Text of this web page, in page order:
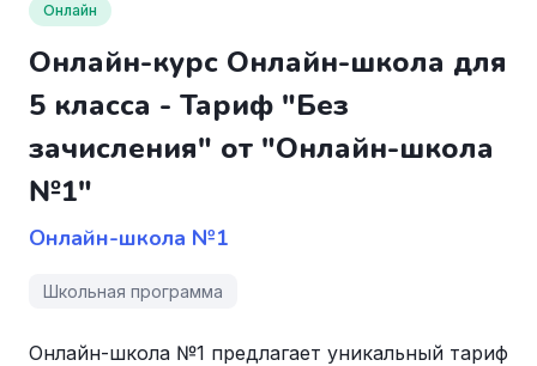
Онлайн
Онлайн-курс Онлайн-школа для
5 класса - Тариф "Без
зачисления" от "Онлайн-школа
№1"
Онлайн-школа №1
Школьная программа
Онлайн-школа №1 предлагает уникальный тариф